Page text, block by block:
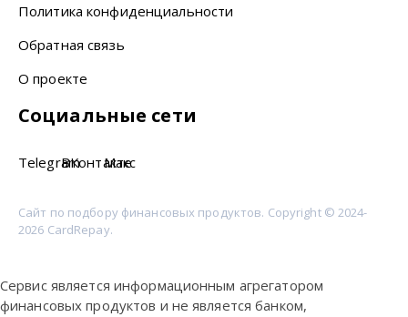
Политика конфиденциальности
Обратная связь
О проекте
Социальные сети
TelegramВКонтакте
Макс
Сайт по подбору финансовых продуктов. Copyright © 2024-
2026 CardRepay.
Сервис является информационным агрегатором
финансовых продуктов и не является банком,